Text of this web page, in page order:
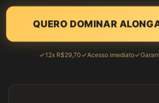
QUERO DOMINAR
12x R$29,70 Acesso imediato